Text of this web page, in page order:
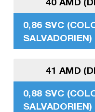
0,86 SVC
SALVADORIEN)
41 AMD
0,88 SVC
SALVADORIEN)